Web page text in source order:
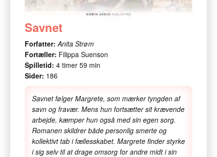
Savnet
Forfatter: Anita Strøm
Fortæller: Filippa Suenson
Spilletid: 4 timer 59 min
Sider: 186
Savnet følger Margrete, som mærker tyngden af
savn og fravær. Mens hun fortsætter sit krævende
arbejde, kæmper hun også med sin egen sorg.
Romanen skildrer både personlig smerte og
kollektivt tab i fællesskabet. Margrete finder styrke
i sig selv til at drage omsorg for andre midt i sin